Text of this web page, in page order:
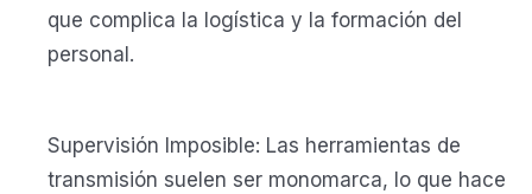
que complica la logística y la formación del
personal.
Supervisión Imposible: Las herramientas de
transmisión suelen ser monomarca, lo que hace